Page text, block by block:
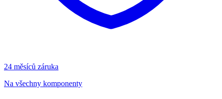
24 měsíců záruka
Na všechny komponenty